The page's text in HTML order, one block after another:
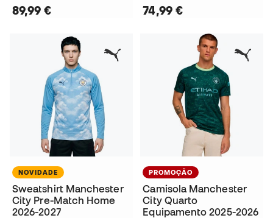
89,99 € 74,99 €
NOVIDADE
Sweatshirt Manchester
City Pre-Match Home
2026-2027
PROMOÇÃO
Camisola Manchester
City Quarto
Equipamento 2025-2026